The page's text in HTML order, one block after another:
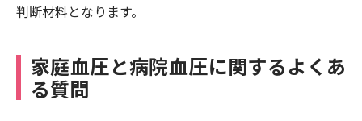
判断材料となります。
家庭血圧と病院血圧に関するよくあ
る質問